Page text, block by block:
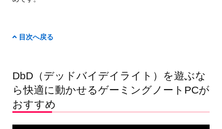
目次へ戻る
DbD（デッドバイデイライト）を遊ぶな
ら快適に動かせるゲーミングノートPCが
おすすめ